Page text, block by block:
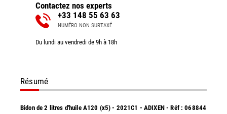
Contactez nos experts
+33 148 55 63 63
NUMÉRO NON SURTAXÉ
Du lundi au vendredi de 9h à 18h
Résumé
Bidon de 2 litres d'huile A120 (x5) - 2021C1 - ADIXEN - Réf : 068844